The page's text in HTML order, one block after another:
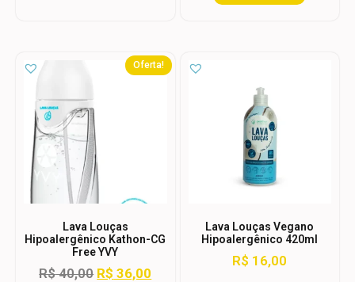
Oferta!
Lava Louças
Hipoalergênico Kathon-CG
Free YVY
R$40,00 R$ 36,00
Lava Louças Vegano
Hipoalergênico 420ml
R$ 16,00